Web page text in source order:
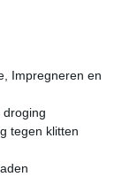
Impregneren en
droging
tegen klitten